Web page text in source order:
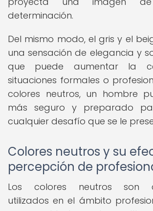
determinación.
Del mismo modo, el gris y el
una sensación de elegancia y
que puede aumentar la
situaciones formales o
colores neutros, un hombre
más seguro y preparado
cualquier desafío que se le
Colores neutros y su
percepción de
Los colores neutros son
utilizados en el ámbito